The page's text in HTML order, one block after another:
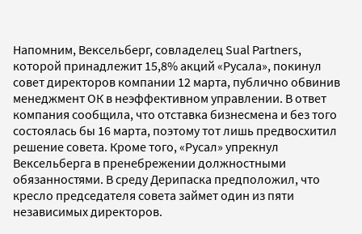
Напомним, Вексельберг, совладелец Sual Partners,
которой принадлежит 15,8% акций «Русала», покинул
совет директоров компании 12 марта, публично обвинив
менеджмент ОК в неэффективном управлении. В ответ
компания сообщила, что отставка бизнесмена и без того
состоялась бы 16 марта, поэтому тот лишь предвосхитил
решение совета. Кроме того, «Русал» упрекнул
Вексельберга в пренебрежении должностными
обязанностями. В среду Дерипаска предположил, что
кресло председателя совета займет один из пяти
независимых директоров.